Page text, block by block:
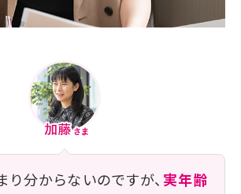
り分からないのですが、 実年齢